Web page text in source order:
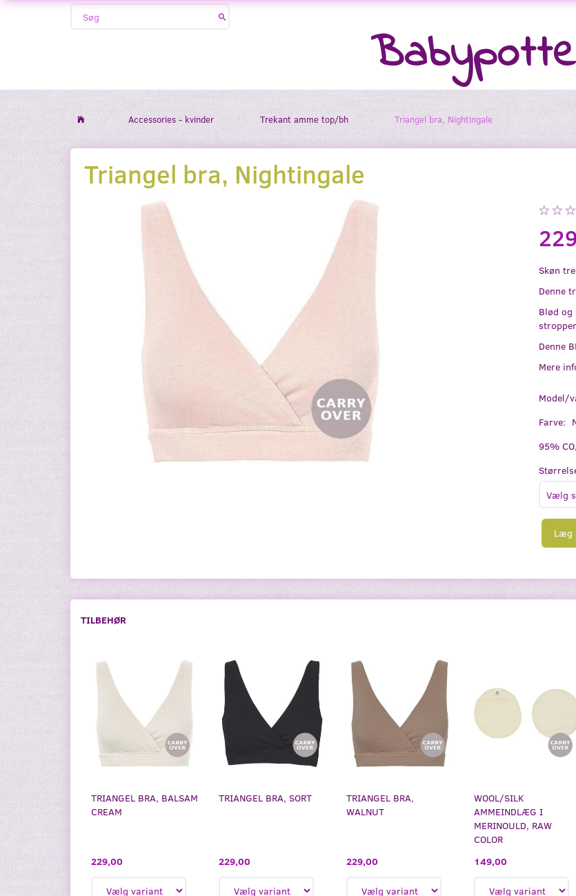
Accessories - kvinder Trekant amme top/bh Triangel bra, Nightingale
Triangel bra, Nightingale
Skøn
Denne
Blød og
Denne
Mere
Model/
Farve:
95%
Læg
TILBEHØR
TRIANGEL BRA, BALSAM
CREAM
229,00
TRIANGEL BRA, SORT
229,00
TRIANGEL BRA,
WALNUT
229,00
WOOL/SILK
AMMEINDLÆG I
MERINOULD, RAW
COLOR
149,00